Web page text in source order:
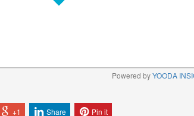
Powered byYOODA
+1 Share Pin it